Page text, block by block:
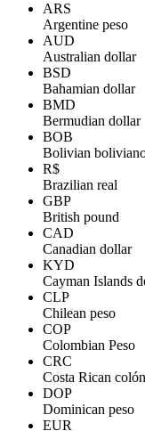
ARS
Argentine peso
AUD
Australian dollar
BSD
Bahamian dollar
BMD
Bermudian dollar
BOB
Bolivian
R$
Brazilian real
GBP
British pound
CAD
Canadian dollar
KYD
Cayman Islands
CLP
Chilean peso
COP
Colombian Peso
CRC
Costa Rican colón
DOP
Dominican peso
EUR